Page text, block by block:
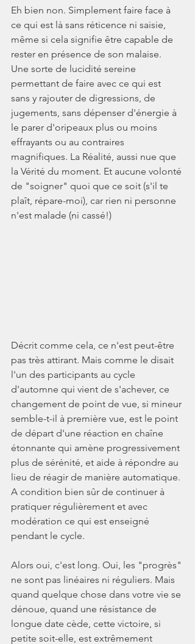
Eh bien non. Simplement faire face à
ce qui est là sans réticence ni saisie,
même si cela signifie être capable de
rester en présence de son malaise.
Une sorte de lucidité sereine
permettant de faire avec ce qui est
sans y rajouter de digressions, de
jugements, sans dépenser d'énergie à
le parer d'oripeaux plus ou moins
effrayants ou au contraires
magnifiques. La Réalité, aussi nue que
la Vérité du moment. Et aucune volonté
de "soigner" quoi que ce soit (s'il te
plaît, répare-moi), car rien ni personne
n'est malade (ni cassé!)
Décrit comme cela, ce n'est peut-être
pas très attirant. Mais comme le disait
l'un des participants au cycle
d'automne qui vient de s'achever, ce
changement de point de vue, si mineur
semble-t-il à première vue, est le point
de départ d'une réaction en chaîne
étonnante qui amène progressivement
plus de sérénité, et aide à répondre au
lieu de réagir de manière automatique.
A condition bien sûr de continuer à
pratiquer régulièrement et avec
modération ce qui est enseigné
pendant le cycle.
Alors oui, c'est long. Oui, les "progrès"
ne sont pas linéaires ni réguliers. Mais
quand quelque chose dans votre vie se
dénoue, quand une résistance de
longue date cède, cette victoire, si
petite soit-elle, est extrêmement